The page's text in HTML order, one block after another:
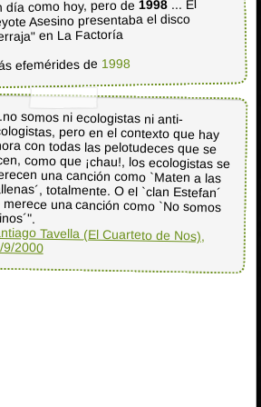
día como hoy, pero de 1998 ... El
Asesino presentaba el disco
en La Factoría
efemérides de 1998
somos ni ecologistas ni anti-
pero en el contexto que hay
con todas las pelotudeces que se
como que ¡chau!, los ecologistas se
una canción como `Maten a las
totalmente. O el `clan Estefan´
una canción como `No somos
Tavella (El Cuarteto de Nos),
9/2000